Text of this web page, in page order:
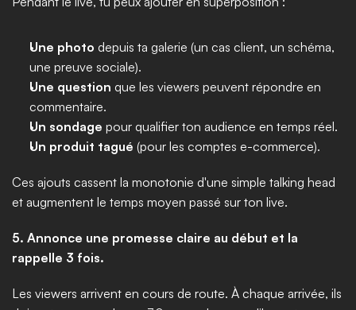
Une photo depuis ta galerie (un cas client, un schéma,
une preuve sociale).
Une question que les viewers peuvent répondre en
commentaire.
Un sondage pour qualifier ton audience en temps réel.
Un produit tagué (pour les comptes e-commerce).
Ces ajouts cassent la monotonie d'une simple talking head
et augmentent le temps moyen passé sur ton live.
5. Annonce une promesse claire au début et la
rappelle 3 fois.
Les viewers arrivent en cours de route. À chaque arrivée, ils